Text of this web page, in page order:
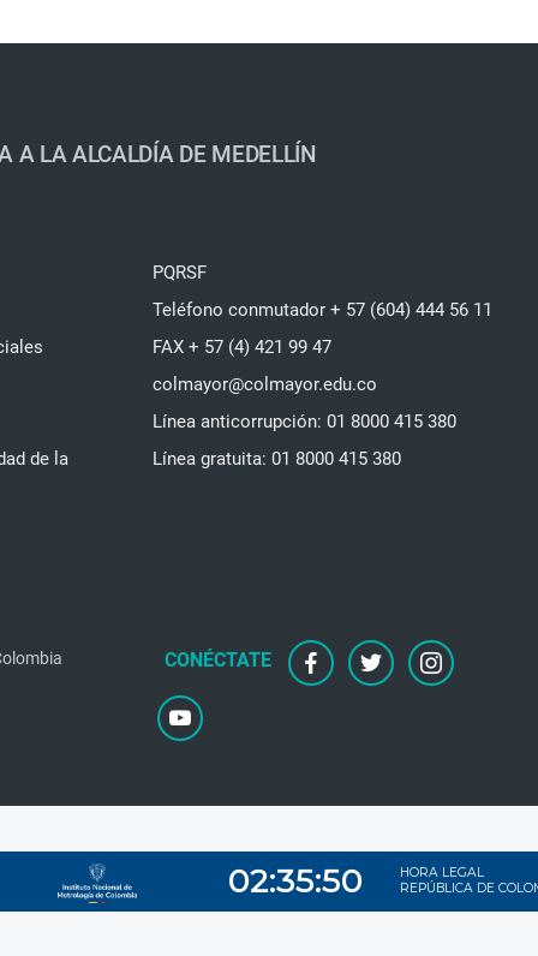
A LA ALCALDÍA DE MEDELLÍN
de la
PQRSF
Teléfono conmutador + 57 (604) 444 56 11
FAX + 57 (4) 421 99 47
colmayor@colmayor.edu.co
Línea anticorrupción: 01 8000 415 380
Línea gratuita: 01 8000 415 380
facebooktwitter instagram
youtube